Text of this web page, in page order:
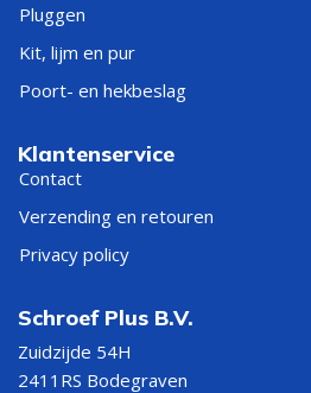
Pluggen
Kit, lijm en pur
Poort- en hekbeslag
Klantenservice
Contact
Verzending en retouren
Privacy policy
Schroef Plus B.V.
Zuidzijde 54H
2411RS Bodegraven